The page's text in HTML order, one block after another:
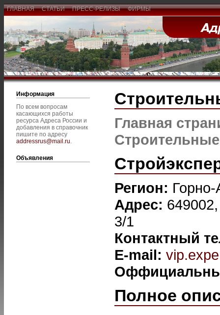
ГЛАВНАЯ СТАТЬИ ПРЕСС-РЕЛИЗЫ ФИРМЫ
Информация
По всем вопросам
касающихся работы
ресурса Адреса России и
добавления в справочник
пишите по адресу
addressrus@mail.ru.
Объявления
Главная
Строительные
Регион: Горно-
Адрес:
3/1
Контактный
E-mail:
Полное